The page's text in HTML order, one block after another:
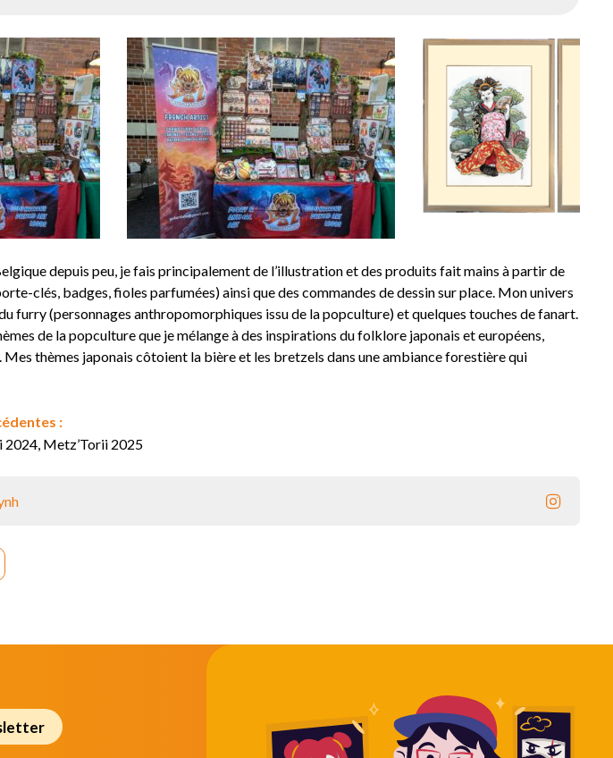
depuis peu, je fais principalement de l’illustration et des produits fait mains à partir de
clés, badges, fioles parfumées) ainsi que des commandes de dessin sur place. Mon univers
furry (personnages anthropomorphiques issu de la popculture) et quelques touches de fanart.
de la popculture que je mélange à des inspirations du folklore japonais et européens,
thèmes japonais côtoient la bière et les bretzels dans une ambiance forestière qui
:
2024, Metz’Torii 2025